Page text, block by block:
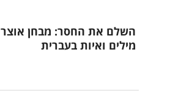
השלם את החסר: מבחן אוצר
מילים ואיות בעברית